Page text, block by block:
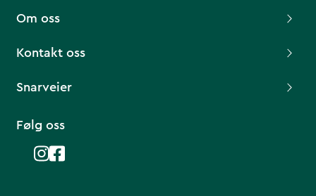
Om oss
Kontakt oss
Snarveier
Følg oss